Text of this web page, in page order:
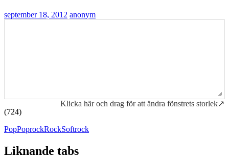
september 18, 2012 anonym
Klicka här och drag för att ändra fönstrets storlek↗
(724)
PopPoprockRockSoftrock
Liknande tabs